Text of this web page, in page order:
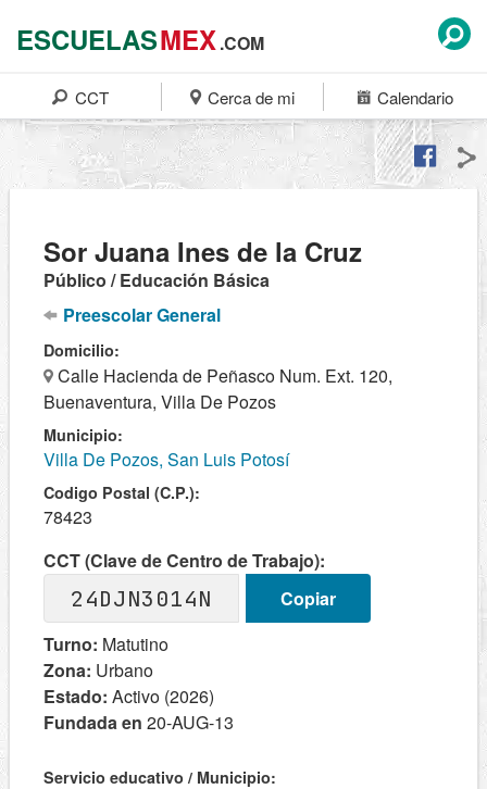
ESCUELASMEX.COM
CCT Cerca de mi Calendario
Sor Juana Ines de la Cruz
Público / Educación Básica
Preescolar General
Domicilio:
Calle Hacienda de Peñasco Num. Ext. 120,
Buenaventura, Villa De Pozos
Municipio:
Villa De Pozos, San Luis Potosí
Codigo Postal (C.P.):
78423
CCT (Clave de Centro de Trabajo):
24DJN3014N
Copiar
Turno: Matutino
Zona: Urbano
Estado: Activo (2026)
Fundada en 20-AUG-13
Servicio educativo / Municipio: